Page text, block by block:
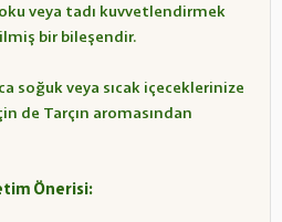
veya tadı kuvvetlendirmek
bir bileşendir.
soğuk veya sıcak içeceklerinize
de Tarçın aromasından
Önerisi: